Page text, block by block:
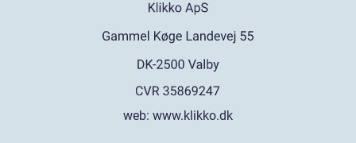
web: www.klikko.dk